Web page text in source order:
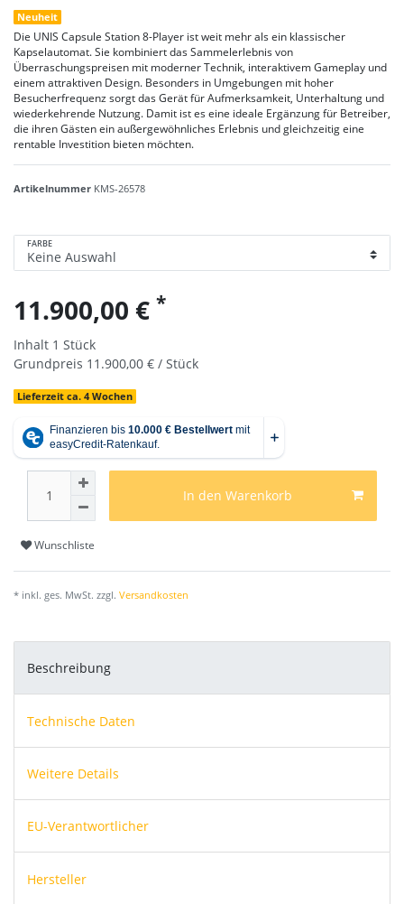
Neuheit
Die UNIS Capsule Station 8-Player ist weit mehr als ein klassischer
Kapselautomat. Sie kombiniert das Sammelerlebnis von
Überraschungspreisen mit moderner Technik, interaktivem Gameplay und
einem attraktiven Design. Besonders in Umgebungen mit hoher
Besucherfrequenz sorgt das Gerät für Aufmerksamkeit, Unterhaltung und
wiederkehrende Nutzung. Damit ist es eine ideale Ergänzung für Betreiber,
die ihren Gästen ein außergewöhnliches Erlebnis und gleichzeitig eine
rentable Investition bieten möchten.
Artikelnummer KMS-26578
FARBE
11.900,00 € *
Inhalt 1 Stück
Grundpreis 11.900,00 € / Stück
Lieferzeit ca. 4 Wochen
In den Warenkorb
Wunschliste
* inkl. ges. MwSt. zzgl. Versandkosten
Beschreibung
Technische Daten
Weitere Details
EU-Verantwortlicher
Hersteller